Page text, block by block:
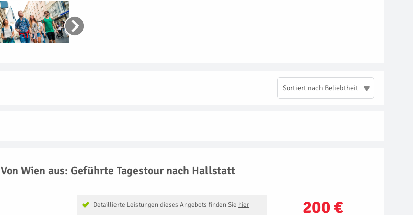
Sortiert nach Beliebtheit
Von Wien aus: Geführte Tagestour nach Hallstatt
200 €
Detaillierte Leistungen dieses Angebots finden Sie hier